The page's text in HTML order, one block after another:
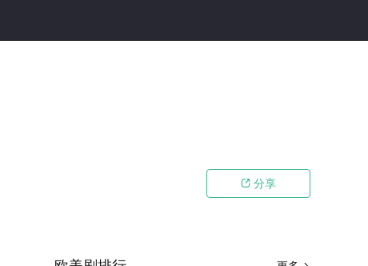
 分享